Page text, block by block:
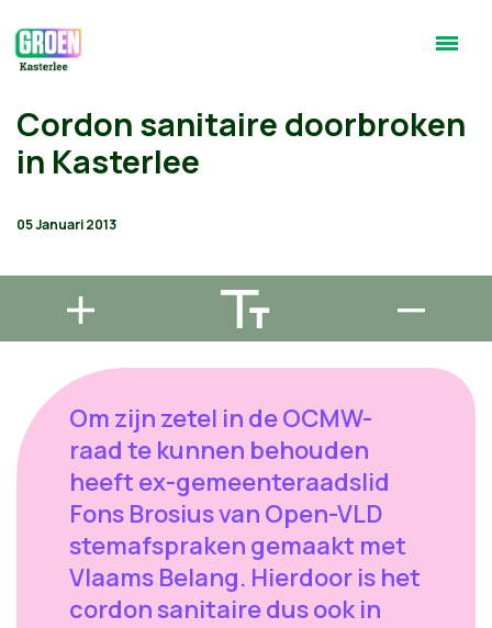
Cordon sanitaire doorbroken
in Kasterlee
05 Januari 2013
Om zijn zetel in de OCMW-
raad te kunnen behouden
heeft ex-gemeenteraadslid
Fons Brosius van Open-VLD
stemafspraken gemaakt met
Vlaams Belang. Hierdoor is het
cordon sanitaire dus ook in